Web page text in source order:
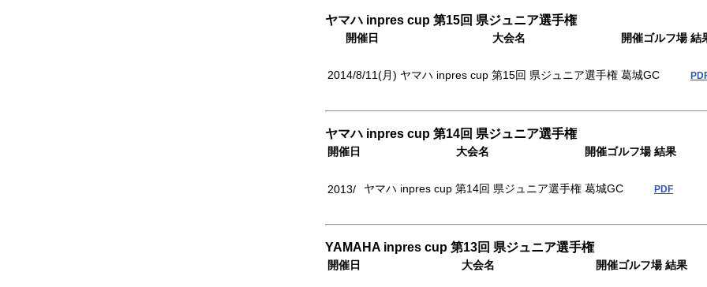
ヤマハ inpres cup 第15回 県ジュニア選手権
開催日 大会名 開催ゴルフ場 結
2014/8/11(月) ヤマハ inpres cup 第15回 県ジュニア選手権 葛城GC
ヤマハ inpres cup 第14回 県ジュニア選手権
開催日 大会名 開催ゴルフ場 結果
2013/ ヤマハ inpres cup 第14回 県ジュニア選手権 葛城GC PDF
YAMAHA inpres cup 第13回 県ジュニア選手権
開催日 大会名 開催ゴルフ場 結果